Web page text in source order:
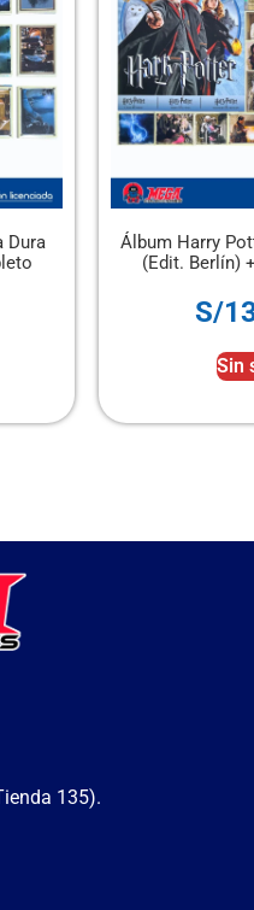
Potter 2 Tapa Blanda
+ Set completo
135).